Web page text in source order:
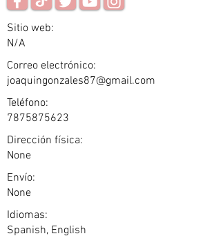
Sitio web:
N/A
Correo electrónico:
joaquingonzales87@gmail.com
Teléfono:
7875875623
Dirección física:
None
Envío:
None
Idiomas:
Spanish, English